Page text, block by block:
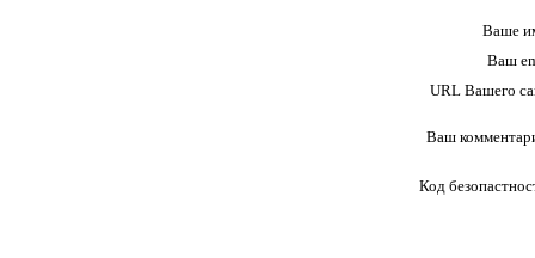
Ваше
Ваш
URL Вашего
Ваш
Код